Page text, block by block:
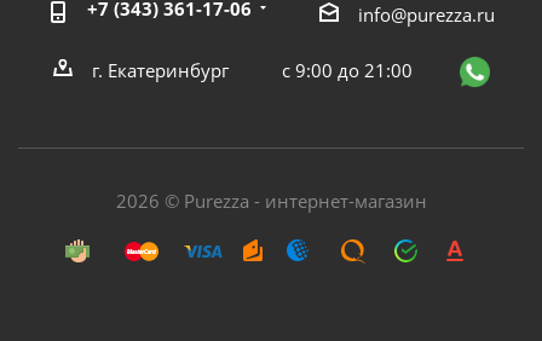
+7 (343) 361-17-06 info@purezza.ru
г. Екатеринбург с 9:00 до 21:00
2026 © Purezza - интернет-магазин